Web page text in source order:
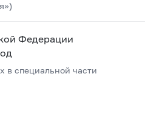
Федерации
в специальной части